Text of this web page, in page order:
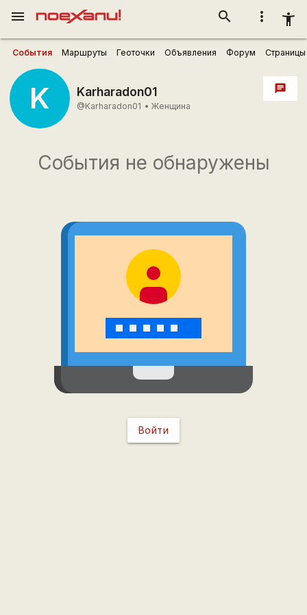
more_vert accessibility_new
search
menu
События Маршруты Геоточки Объявления Форум Страницы
K Karharadon01
@Karharadon01 • Женщина
chat
События не обнаружены
Войти